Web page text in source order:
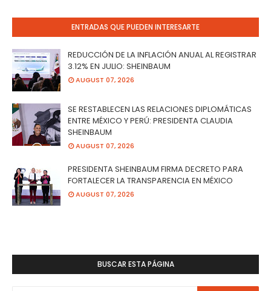
ENTRADAS QUE PUEDEN INTERESARTE
REDUCCIÓN DE LA INFLACIÓN ANUAL AL REGISTRAR
3.12% EN JULIO: SHEINBAUM
AUGUST 07, 2026
SE RESTABLECEN LAS RELACIONES DIPLOMÁTICAS
ENTRE MÉXICO Y PERÚ: PRESIDENTA CLAUDIA
SHEINBAUM
AUGUST 07, 2026
PRESIDENTA SHEINBAUM FIRMA DECRETO PARA
FORTALECER LA TRANSPARENCIA EN MÉXICO
AUGUST 07, 2026
BUSCAR ESTA PÁGINA